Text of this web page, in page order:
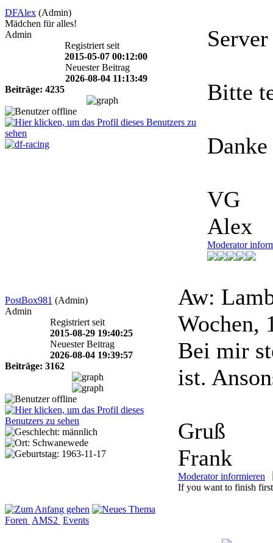
DFAlex (Admin)
Mädchen für alles!
Admin
Registriert seit
2015-05-07 00:12:00
Neuester Beitrag
2026-08-04 11:13:49
Beiträge: 4235
Bitte
Danke
VG
Alex
Moderator
PostBox981 (Admin)
Admin
Registriert seit
2015-08-29 19:40:25
Neuester Beitrag
2026-08-04 19:39:57
Beiträge: 3162
Aw:
Wochen,
Bei mir
ist.
Gruß
Frank
Moderator informieren
If you want to finish
Foren AMS2 Events